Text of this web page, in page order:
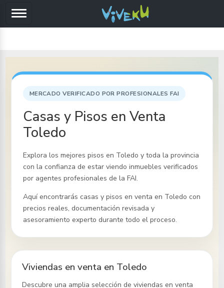
MERCADO VERIFICADO POR PROFESIONALES FAI
Casas y Pisos en Venta
Toledo
Explora los mejores pisos en Toledo y toda la provincia
con la confianza de estar viendo inmuebles verificados
por agentes profesionales de la FAI.
Aquí encontrarás casas y pisos en venta en Toledo con
precios reales, documentación revisada y
asesoramiento experto durante todo el proceso.
Viviendas en venta en Toledo
Descubre una amplia selección de viviendas en venta